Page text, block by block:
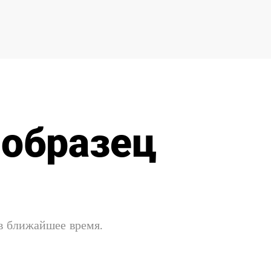
ближайшее время.